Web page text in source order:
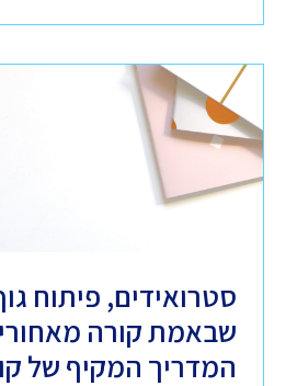
סטרואידים, פיתוח
שבאמת קורה
המדריך המקיף של